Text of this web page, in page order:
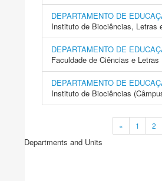
DEPARTAMENTO DE
Instituto de Biociências, Letras
DEPARTAMENTO DE
Faculdade de Ciências e
DEPARTAMENTO DE
Instituto de Biociências
« 1 2
Departments and Units